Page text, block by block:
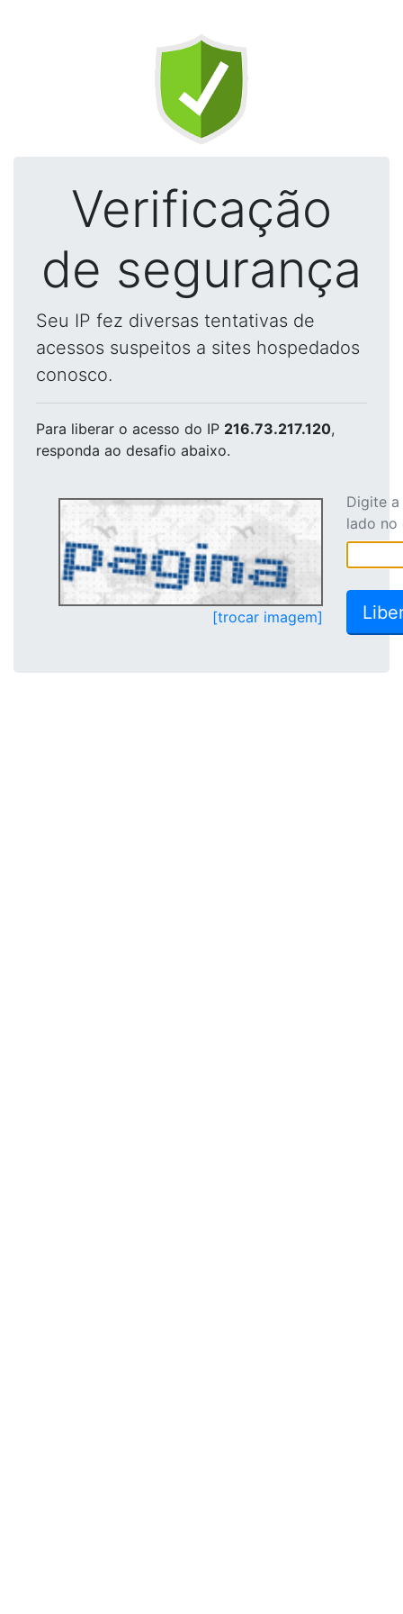
Verificação
de segurança
Seu IP fez diversas tentativas de
acessos suspeitos a sites hospedados
conosco.
Para liberar o acesso do IP 216.73.217.120,
responda ao desafio abaixo.
[trocar imagem]
Digite
lado no